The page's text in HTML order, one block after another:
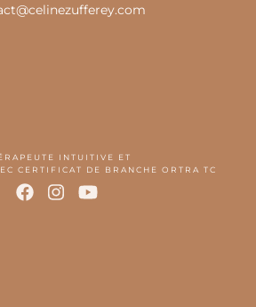
INTUITIVE ET
CERTIFICAT DE BRANCHE ORTRA TC